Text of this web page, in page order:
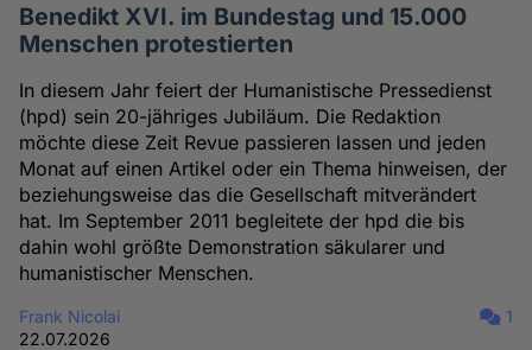
Benedikt XVI. im Bundestag und 15.000
Menschen protestierten
In diesem Jahr feiert der Humanistische Pressedienst
(hpd) sein 20-jähriges Jubiläum. Die Redaktion
möchte diese Zeit Revue passieren lassen und jeden
Monat auf einen Artikel oder ein Thema hinweisen, der
beziehungsweise das die Gesellschaft mitverändert
hat. Im September 2011 begleitete der hpd die bis
dahin wohl größte Demonstration säkularer und
humanistischer Menschen.
Frank Nicolai
22.07.2026
1